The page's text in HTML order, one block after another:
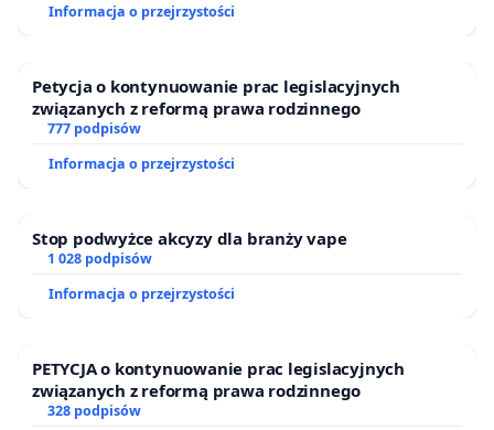
Informacja o przejrzystości
Petycja o kontynuowanie prac legislacyjnych
związanych z reformą prawa rodzinnego
777 podpisów
Informacja o przejrzystości
Stop podwyżce akcyzy dla branży vape
1 028 podpisów
Informacja o przejrzystości
PETYCJA o kontynuowanie prac legislacyjnych
związanych z reformą prawa rodzinnego
328 podpisów